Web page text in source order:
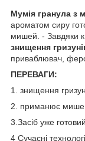
Мумія гранула з
ароматом сиру
мишей. - Завдяки
знищення
приваблювач,
ПЕРЕВАГИ:
1. знищення
2. приманює
3.Засіб уже
4 Сучасні